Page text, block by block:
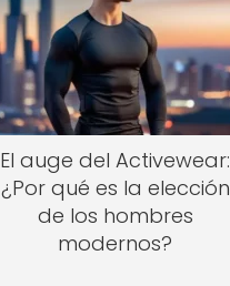
El auge del Activewear:
¿Por qué es la elección
de los hombres
modernos?